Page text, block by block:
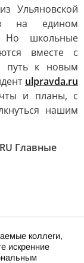
Ульяновской
на едином
Но школьные
вместе с
путь к новым
ulpravda.ru
и планы, с
нашим
Главные
коллеги,
искренние